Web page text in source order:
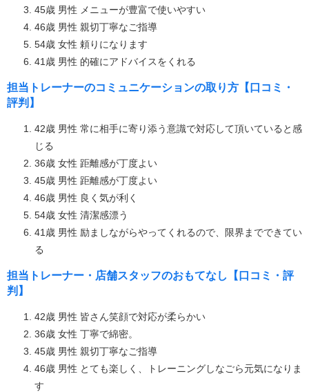
45歳 男性 メニューが豊富で使いやすい
46歳 男性 親切丁寧なご指導
54歳 女性 頼りになります
41歳 男性 的確にアドバイスをくれる
担当トレーナーのコミュニケーションの取り方【口コミ・
評判】
42歳 男性 常に相手に寄り添う意識で対応して頂いていると感
じる
36歳 女性 距離感が丁度よい
45歳 男性 距離感が丁度よい
46歳 男性 良く気が利く
54歳 女性 清潔感漂う
41歳 男性 励ましながらやってくれるので、限界までできてい
る
担当トレーナー・店舗スタッフのおもてなし【口コミ・評
判】
42歳 男性 皆さん笑顔で対応が柔らかい
36歳 女性 丁寧で綿密。
45歳 男性 親切丁寧なご指導
46歳 男性 とても楽しく、トレーニングしなごら元気になりま
す